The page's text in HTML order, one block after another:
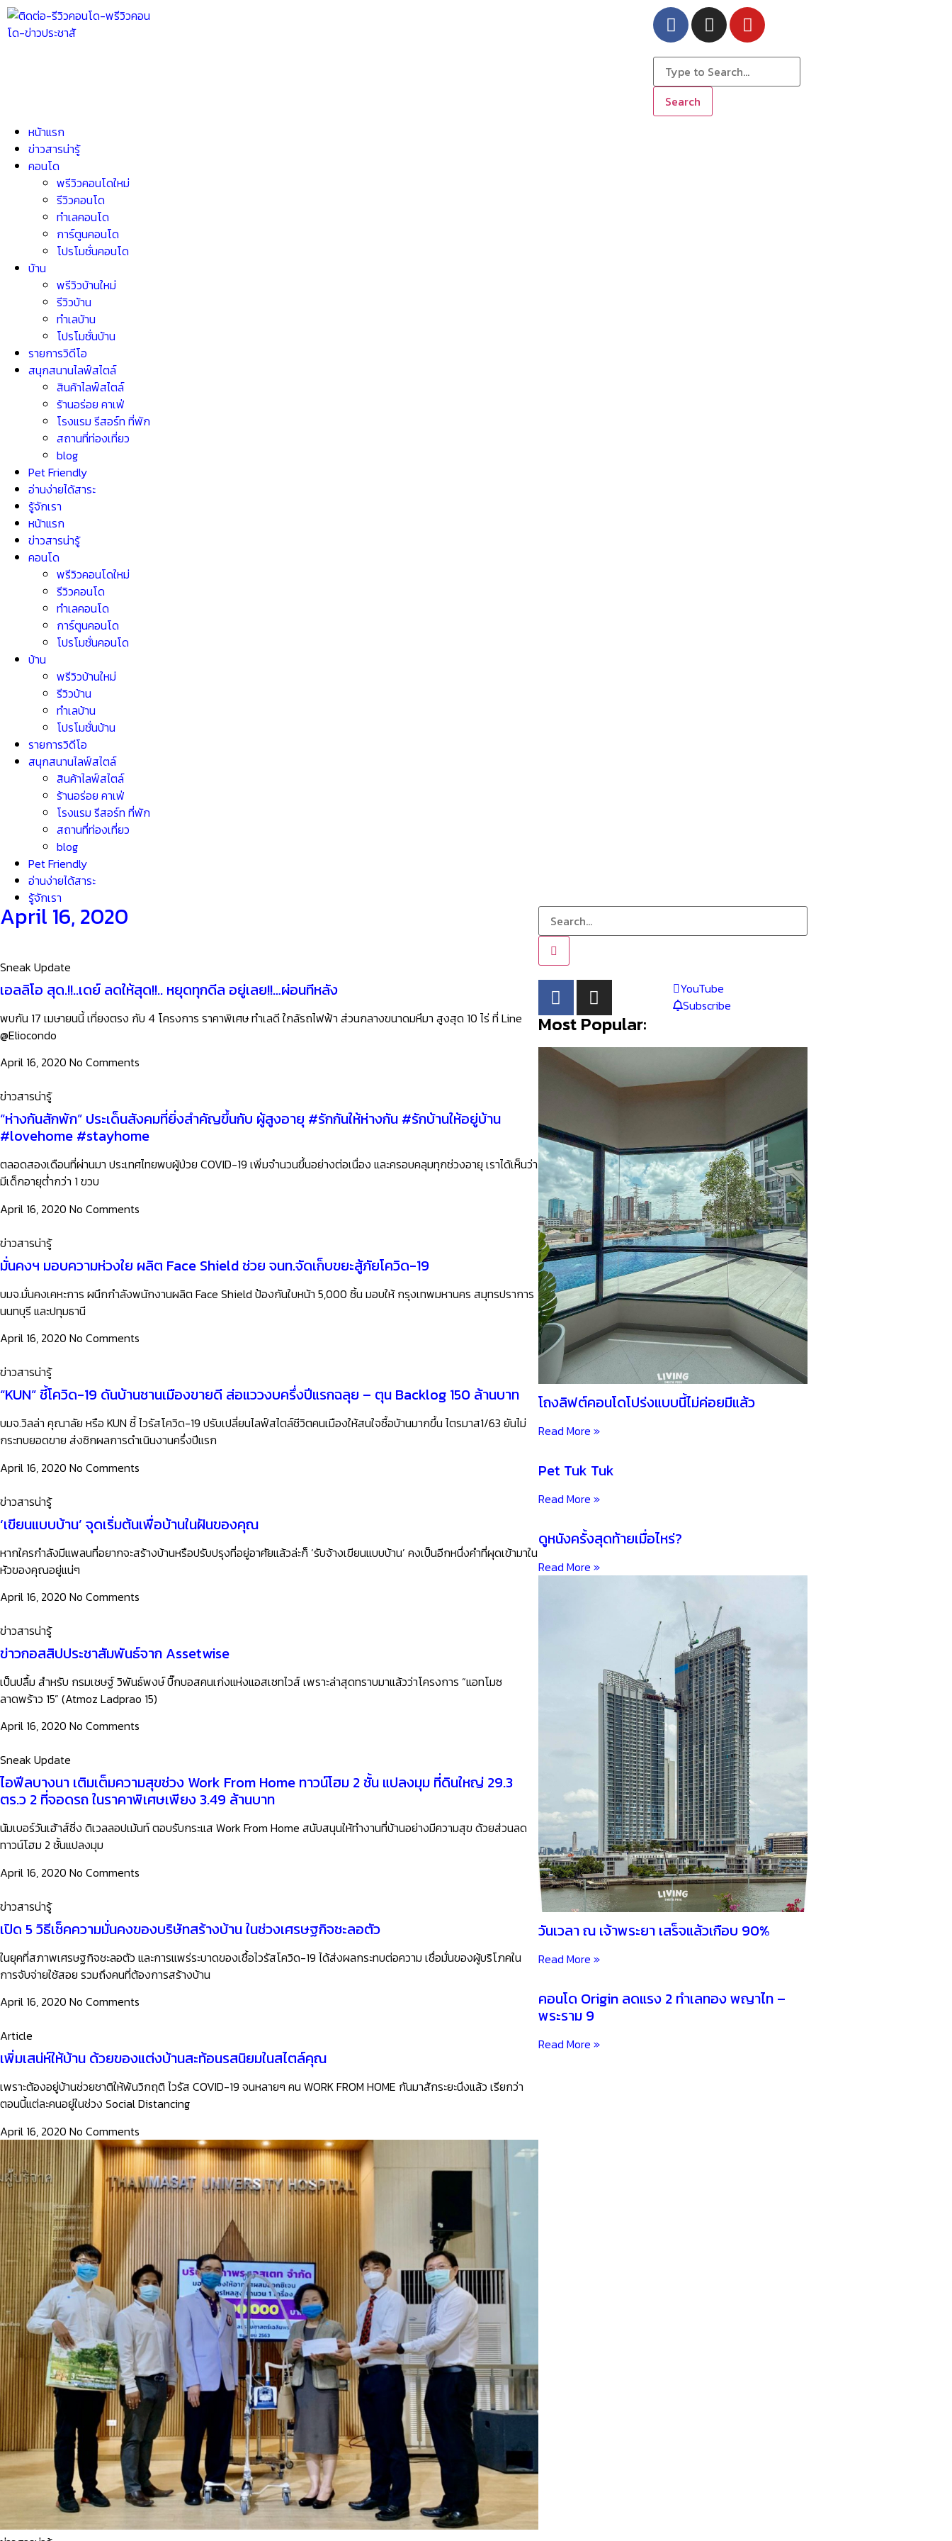
Search
หน้าแรก
ข่าวสารน่ารู้
คอนโด
พรีวิวคอนโดใหม่
รีวิวคอนโด
ทำเลคอนโด
การ์ตูนคอนโด
โปรโมชั่นคอนโด
บ้าน
พรีวิวบ้านใหม่
รีวิวบ้าน
ทำเลบ้าน
โปรโมชั่นบ้าน
รายการวิดีโอ
สนุกสนานไลฟ์สไตล์
สินค้าไลฟ์สไตล์
ร้านอร่อย คาเฟ่
โรงแรม รีสอร์ท ที่พัก
สถานที่ท่องเที่ยว
blog
Pet Friendly
อ่านง่ายได้สาระ
รู้จักเรา
หน้าแรก
ข่าวสารน่ารู้
คอนโด
พรีวิวคอนโดใหม่
รีวิวคอนโด
ทำเลคอนโด
การ์ตูนคอนโด
โปรโมชั่นคอนโด
บ้าน
พรีวิวบ้านใหม่
รีวิวบ้าน
ทำเลบ้าน
โปรโมชั่นบ้าน
รายการวิดีโอ
สนุกสนานไลฟ์สไตล์
สินค้าไลฟ์สไตล์
ร้านอร่อย คาเฟ่
โรงแรม รีสอร์ท ที่พัก
สถานที่ท่องเที่ยว
blog
Pet Friendly
อ่านง่ายได้สาระ
รู้จักเรา
April 16, 2020
Sneak Update
เอลลิโอ สุด.!!..เดย์ ลดให้สุด!!.. หยุดทุกดีล อยู่เลย!!…ผ่อนทีหลัง
พบกัน 17 เมษายนนี้ เที่ยงตรง กับ 4 โครงการ ราคาพิเศษ ทำเลดี ใกล้รถไฟฟ้า ส่วนกลางขนาดมหึมา สูงสุด 10 ไร่ ที่ Line
@Eliocondo
April 16, 2020 No Comments
ข่าวสารน่ารู้
“ห่างกันสักพัก” ประเด็นสังคมที่ยิ่งสำคัญขึ้นกับ ผู้สูงอายุ #รักกันให้ห่างกัน #รักบ้านให้อยู่บ้าน
#lovehome #stayhome
ตลอดสองเดือนที่ผ่านมา ประเทศไทยพบผู้ป่วย COVID-19 เพิ่มจำนวนขึ้นอย่างต่อเนื่อง และครอบคลุมทุกช่วงอายุ เราได้เห็นว่า
มีเด็กอายุต่ำกว่า 1 ขวบ
April 16, 2020 No Comments
ข่าวสารน่ารู้
มั่นคงฯ มอบความห่วงใย ผลิต Face Shield ช่วย จนท.จัดเก็บขยะสู้ภัยโควิด-19
บมจ.มั่นคงเคหะการ ผนึกกำลังพนักงานผลิต Face Shield ป้องกันใบหน้า 5,000 ชิ้น มอบให้ กรุงเทพมหานคร สมุทรปราการ
นนทบุรี และปทุมธานี
April 16, 2020 No Comments
ข่าวสารน่ารู้
“KUN” ชี้โควิด-19 ดันบ้านชานเมืองขายดี ส่อแววงบครึ่งปีแรกฉลุย – ตุน Backlog 150 ล้านบาท
บมจ.วิลล่า คุณาลัย หรือ KUN ชี้ ไวรัสโควิด-19 ปรับเปลี่ยนไลฟ์สไตล์ชีวิตคนเมืองให้สนใจซื้อบ้านมากขึ้น ไตรมาส1/63 ยันไม่
กระทบยอดขาย ส่งซิกผลการดำเนินงานครึ่งปีแรก
April 16, 2020 No Comments
ข่าวสารน่ารู้
‘เขียนแบบบ้าน’ จุดเริ่มต้นเพื่อบ้านในฝันของคุณ
หากใครกำลังมีแพลนที่อยากจะสร้างบ้านหรือปรับปรุงที่อยู่อาศัยแล้วล่ะก็ ‘รับจ้างเขียนแบบบ้าน’ คงเป็นอีกหนึ่งคำที่ผุดเข้ามาใน
หัวของคุณอยู่แน่ๆ
April 16, 2020 No Comments
ข่าวสารน่ารู้
ข่าวกอสสิปประชาสัมพันธ์จาก Assetwise
เป็นปลื้ม สำหรับ กรมเชษฐ์ วิพันธ์พงษ์ บิ๊กบอสคนเก่งแห่งแอสเซทไวส์ เพราะล่าสุดทราบมาแล้วว่าโครงการ “แอทโมซ
ลาดพร้าว 15” (Atmoz Ladprao 15)
April 16, 2020 No Comments
Sneak Update
ไอฟีลบางนา เติมเต็มความสุขช่วง Work From Home ทาวน์โฮม 2 ชั้น แปลงมุม ที่ดินใหญ่ 29.3
ตร.ว 2 ที่จอดรถ ในราคาพิเศษเพียง 3.49 ล้านบาท
นัมเบอร์วันเฮ้าส์ซิ่ง ดิเวลลอปเม้นท์ ตอบรับกระแส Work From Home สนับสนุนให้ทำงานที่บ้านอย่างมีความสุข ด้วยส่วนลด
ทาวน์โฮม 2 ชั้นแปลงมุม
April 16, 2020 No Comments
ข่าวสารน่ารู้
เปิด 5 วิธีเช็คความมั่นคงของบริษัทสร้างบ้าน ในช่วงเศรษฐกิจชะลอตัว
ในยุคที่สภาพเศรษฐกิจชะลอตัว และการแพร่ระบาดของเชื้อไวรัสโควิด-19 ได้ส่งผลกระทบต่อความ เชื่อมั่นของผู้บริโภคใน
การจับจ่ายใช้สอย รวมถึงคนที่ต้องการสร้างบ้าน
April 16, 2020 No Comments
Article
เพิ่มเสน่ห์ให้บ้าน ด้วยของแต่งบ้านสะท้อนรสนิยมในสไตล์คุณ
เพราะต้องอยู่บ้านช่วยชาติให้พ้นวิกฤติ ไวรัส COVID-19 จนหลายๆ คน WORK FROM HOME กันมาสักระยะนึงแล้ว เรียกว่า
ตอนนี้แต่ละคนอยู่ในช่วง Social Distancing
April 16, 2020 No Comments
YouTube
Subscribe
Most Popular:
โถงลิฟต์คอนโดโปร่งแบบนี้ไม่ค่อยมีแล้ว
Read More »
Pet Tuk Tuk
Read More »
ดูหนังครั้งสุดท้ายเมื่อไหร่?
Read More »
วันเวลา ณ เจ้าพระยา เสร็จแล้วเกือบ 90%
Read More »
คอนโด Origin ลดแรง 2 ทำเลทอง พญาไท –
พระราม 9
Read More »